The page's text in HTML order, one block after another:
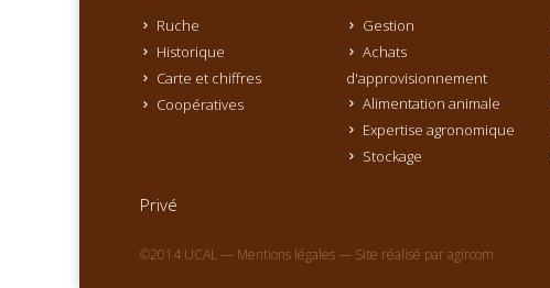
Ruche
Historique
Carte et chiffres
Coopératives
Gestion
Achats
d'approvisionnement
Alimentation animale
Expertise agronomique
Stockage
Privé
©2014 UCAL — Mentions légales — Site réalisé paragircom